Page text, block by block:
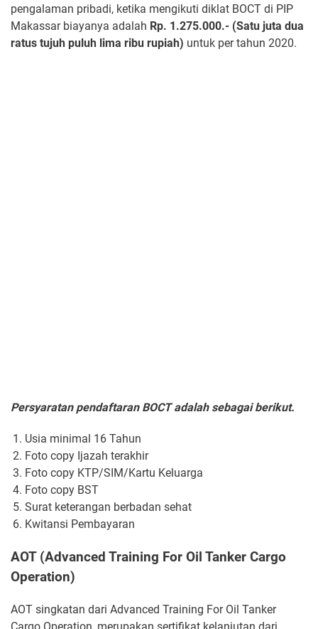
pengalaman pribadi, ketika mengikuti diklat BOCT di PIP
Makassar biayanya adalah Rp. 1.275.000.- (Satu juta dua
ratus tujuh puluh lima ribu rupiah) untuk per tahun 2020.
Persyaratan pendaftaran BOCT adalah sebagai berikut.
Usia minimal 16 Tahun
Foto copy Ijazah terakhir
Foto copy KTP/SIM/Kartu Keluarga
Foto copy BST
Surat keterangan berbadan sehat
Kwitansi Pembayaran
AOT (Advanced Training For Oil Tanker Cargo
Operation)
AOT singkatan dari Advanced Training For Oil Tanker